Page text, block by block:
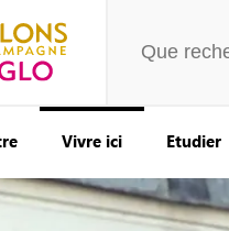
Vivre ici Etudier